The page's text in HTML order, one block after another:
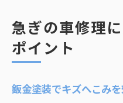
急ぎの車修理
ポイント
鈑金塗装でキズへこみ